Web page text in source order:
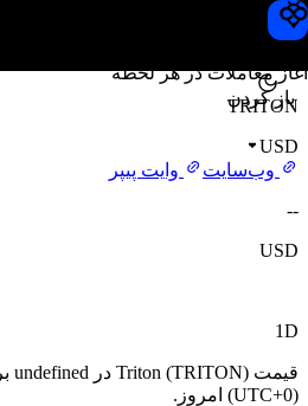
آغاز معاملات در هر لحظه
باز کردن
قیمت Triton
TRITON
USD
وب‌سایت
وایت پیپر
--
USD
1D
(UTC+0) امروز.